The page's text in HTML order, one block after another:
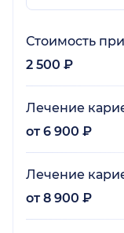
Стоимость
2 500 ₽
Лечение
от 6 900 ₽
Лечение
от 8 900 ₽